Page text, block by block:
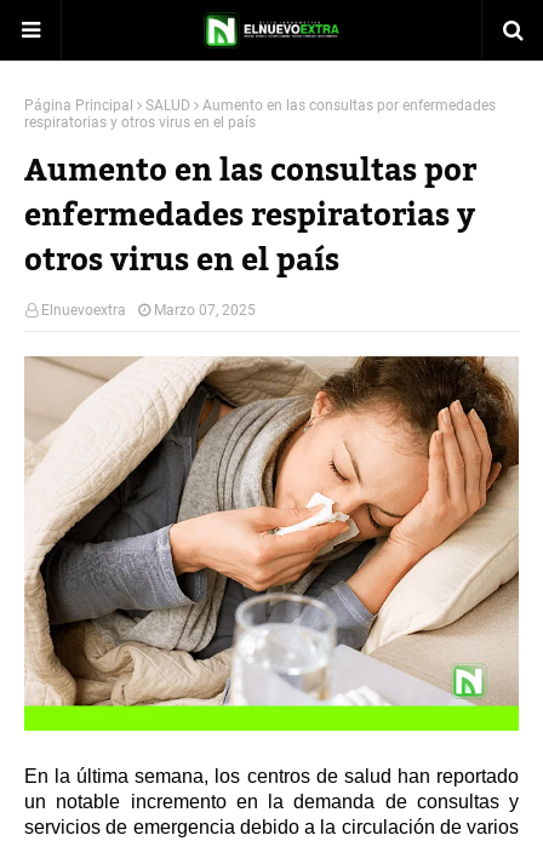
Página Principal SALUD
Aumento en las consultas por enfermedades
respiratorias y otros virus en el país
Aumento en las consultas por
enfermedades respiratorias y
otros virus en el país
Elnuevoextra Marzo 07, 2025
En la última semana, los centros de salud han reportado
un notable incremento en la demanda de consultas y
servicios de emergencia debido a la circulación de varios